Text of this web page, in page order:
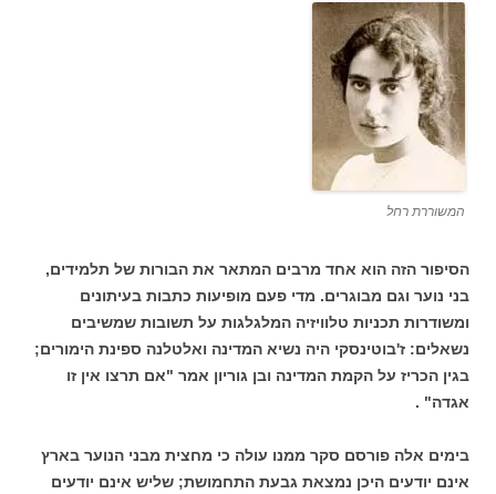
המשוררת רחל
הסיפור הזה הוא אחד מרבים המתאר את הבורות של תלמידים,
בני נוער וגם מבוגרים. מדי פעם מופיעות כתבות בעיתונים
ומשודרות תכניות טלוויזיה המלגלגות על תשובות שמשיבים
נשאלים: ז'בוטינסקי היה נשיא המדינה ואלטלנה ספינת הימורים;
בגין הכריז על הקמת המדינה ובן גוריון אמר "אם תרצו אין זו
אגדה" .
בימים אלה פורסם סקר ממנו עולה כי מחצית מבני הנוער בארץ
אינם יודעים היכן נמצאת גבעת התחמושת; שליש אינם יודעים